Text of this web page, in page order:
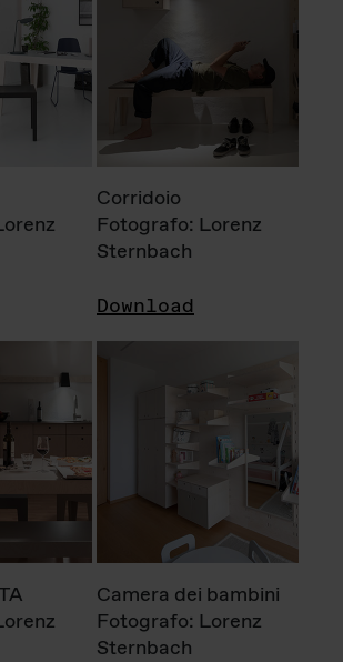
Corridoio
Fotografo: Lorenz
Sternbach
Download
Camera dei bambini
Fotografo: Lorenz
Sternbach